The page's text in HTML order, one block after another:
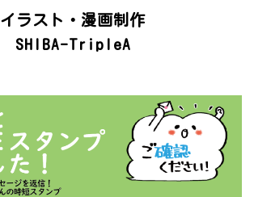
イラスト・漫画制作
SHIBA-TripleA